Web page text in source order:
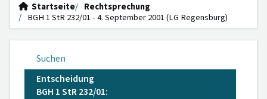
Startseite
Rechtsprechung
BGH 1 StR 232/01 - 4. September 2001 (LG Regensburg)
Suchen
Entscheidung
BGH 1 StR 232/01: